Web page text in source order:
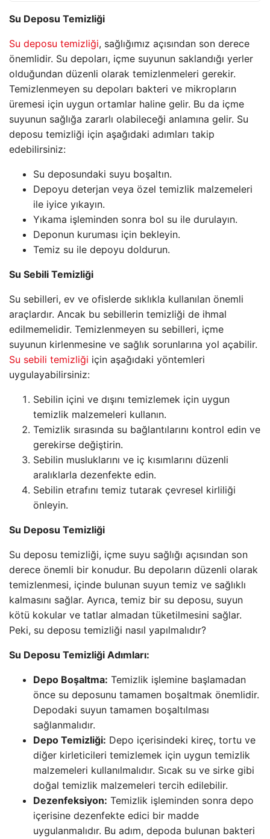
Su Deposu Temizliği
Su deposu temizliği, sağlığımız açısından son derece
önemlidir. Su depoları, içme suyunun saklandığı yerler
olduğundan düzenli olarak temizlenmeleri gerekir.
Temizlenmeyen su depoları bakteri ve mikropların
üremesi için uygun ortamlar haline gelir. Bu da içme
suyunun sağlığa zararlı olabileceği anlamına gelir. Su
deposu temizliği için aşağıdaki adımları takip
edebilirsiniz:
Su deposundaki suyu boşaltın.
Depoyu deterjan veya özel temizlik malzemeleri
ile iyice yıkayın.
Yıkama işleminden sonra bol su ile durulayın.
Deponun kuruması için bekleyin.
Temiz su ile depoyu doldurun.
Su Sebili Temizliği
Su sebilleri, ev ve ofislerde sıklıkla kullanılan önemli
araçlardır. Ancak bu sebillerin temizliği de ihmal
edilmemelidir. Temizlenmeyen su sebilleri, içme
suyunun kirlenmesine ve sağlık sorunlarına yol açabilir.
Su sebili temizliği için aşağıdaki yöntemleri
uygulayabilirsiniz:
Sebilin içini ve dışını temizlemek için uygun
temizlik malzemeleri kullanın.
Temizlik sırasında su bağlantılarını kontrol edin ve
gerekirse değiştirin.
Sebilin musluklarını ve iç kısımlarını düzenli
aralıklarla dezenfekte edin.
Sebilin etrafını temiz tutarak çevresel kirliliği
önleyin.
Su Deposu Temizliği
Su deposu temizliği, içme suyu sağlığı açısından son
derece önemli bir konudur. Bu depoların düzenli olarak
temizlenmesi, içinde bulunan suyun temiz ve sağlıklı
kalmasını sağlar. Ayrıca, temiz bir su deposu, suyun
kötü kokular ve tatlar almadan tüketilmesini sağlar.
Peki, su deposu temizliği nasıl yapılmalıdır?
Su Deposu Temizliği Adımları:
Depo Boşaltma: Temizlik işlemine başlamadan
önce su deposunu tamamen boşaltmak önemlidir.
Depodaki suyun tamamen boşaltılması
sağlanmalıdır.
Depo Temizliği: Depo içerisindeki kireç, tortu ve
diğer kirleticileri temizlemek için uygun temizlik
malzemeleri kullanılmalıdır. Sıcak su ve sirke gibi
doğal temizlik malzemeleri tercih edilebilir.
Dezenfeksiyon: Temizlik işleminden sonra depo
içerisine dezenfekte edici bir madde
uygulanmalıdır. Bu adım, depoda bulunan bakteri